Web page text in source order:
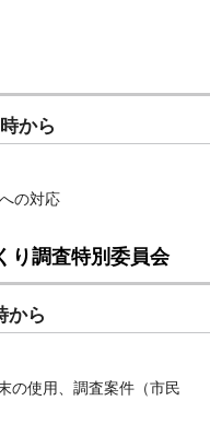
から
の対応
り調査特別委員会
から
の使用、調査案件（市民